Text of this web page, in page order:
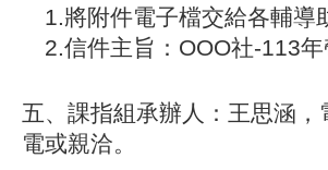
1.將附件電子檔交給各輔導
2.信件主旨：OOO社-113年
五、 課指組承辦人：王思涵
電或親洽。